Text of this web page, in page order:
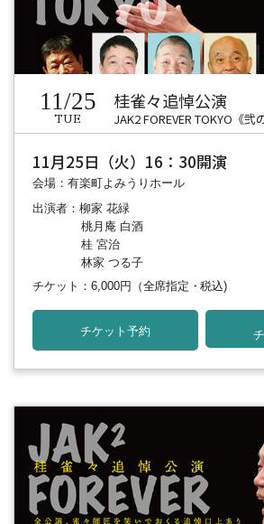
11/25
TUE
桂雀々追悼公演
JAK2 FOREVER TOKYO《弐
11月25日（火）16：30開演
会場：有楽町よみうりホール
出演者：柳家 花緑
桃月庵 白酒
桂 宮治
林家 つる子
チケット：6,000円
（全席指定・税込)
チケット予約